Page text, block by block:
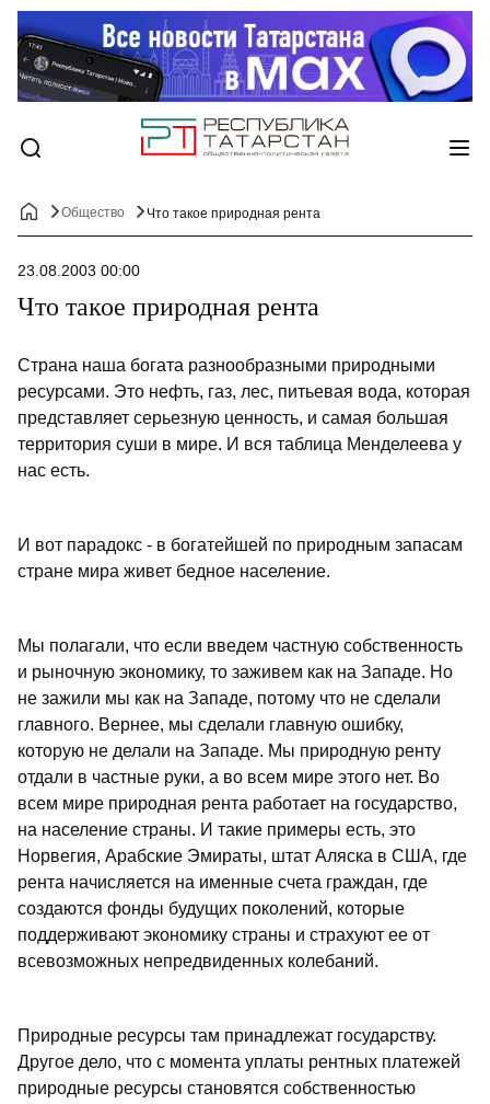
Общество Что такое природная рента
23.08.2003 00:00
Что такое природная рента
Страна наша богата разнообразными природными
ресурсами. Это нефть, газ, лес, питьевая вода, которая
представляет серьезную ценность, и самая большая
территория суши в мире. И вся таблица Менделеева у
нас есть.
И вот парадокс - в богатейшей по природным запасам
стране мира живет бедное население.
Мы полагали, что если введем частную собственность
и рыночную экономику, то заживем как на Западе. Но
не зажили мы как на Западе, потому что не сделали
главного. Вернее, мы сделали главную ошибку,
которую не делали на Западе. Мы природную ренту
отдали в частные руки, а во всем мире этого нет. Во
всем мире природная рента работает на государство,
на население страны. И такие примеры есть, это
Норвегия, Арабские Эмираты, штат Аляска в США, где
рента начисляется на именные счета граждан, где
создаются фонды будущих поколений, которые
поддерживают экономику страны и страхуют ее от
всевозможных непредвиденных колебаний.
Природные ресурсы там принадлежат государству.
Другое дело, что с момента уплаты рентных платежей
природные ресурсы становятся собственностью